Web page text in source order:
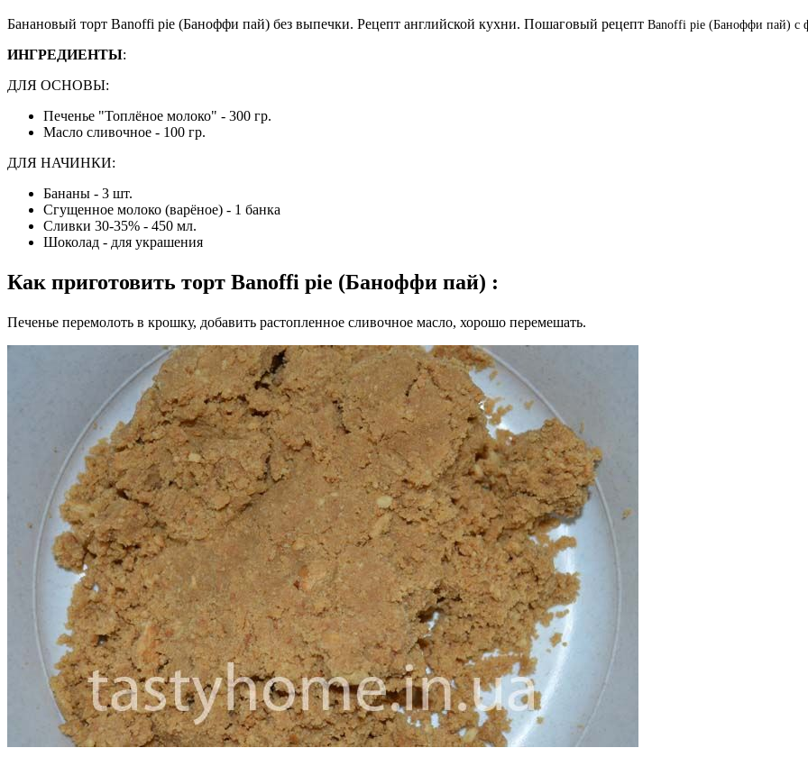
Банановый торт Banoffi pie (Баноффи пай) без выпечки. Рецепт английской кухни. Пошаговый рецепт Banoffi pie (Баноффи пай) с
ИНГРЕДИЕНТЫ:
ДЛЯ ОСНОВЫ:
Печенье "Топлёное молоко" - 300 гр.
Масло сливочное - 100 гр.
ДЛЯ НАЧИНКИ:
Бананы - 3 шт.
Сгущенное молоко (варёное) - 1 банка
Сливки 30-35% - 450 мл.
Шоколад - для украшения
Как приготовить торт Banoffi pie (Баноффи пай) :
Печенье перемолоть в крошку, добавить растопленное сливочное масло, хорошо перемешать.